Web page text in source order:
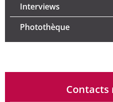
Interviews
Photothèque